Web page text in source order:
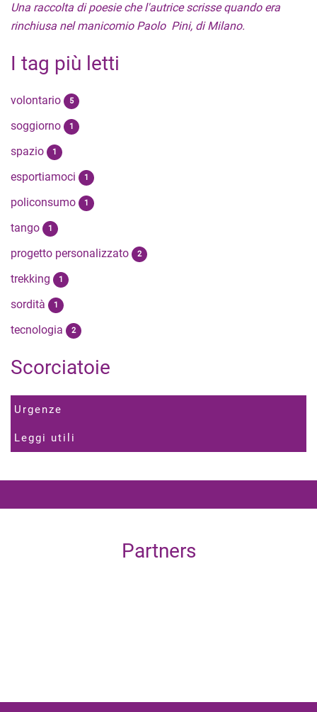
Una raccolta di poesie che l'autrice scrisse quando era
rinchiusa nel manicomio Paolo Pini, di Milano.
I tag più letti
volontario 5
soggiorno 1
spazio 1
esportiamoci 1
policonsumo 1
tango 1
progetto personalizzato 2
trekking 1
sordità 1
tecnologia 2
Scorciatoie
Urgenze
Leggi utili
Partners